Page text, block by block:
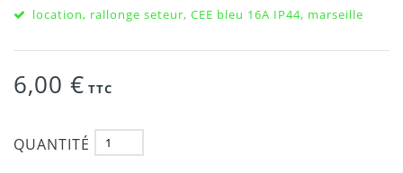
location, rallonge seteur, CEE bleu 16A IP44, marseille
6,00 € TTC
QUANTITÉ